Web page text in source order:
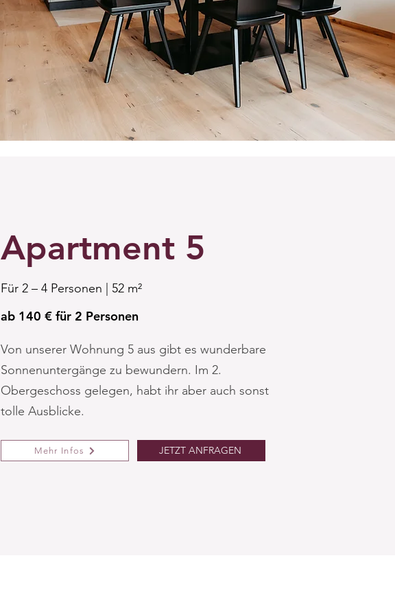
Apartment 5
Für 2 – 4 Personen | 52 m²
ab 140 € für 2 Personen
Von unserer Wohnung 5 aus gibt es wunderbare
Sonnenuntergänge zu bewundern. Im 2.
Obergeschoss gelegen, habt ihr aber auch sonst
tolle Ausblicke.
Mehr Infos JETZT ANFRAGEN